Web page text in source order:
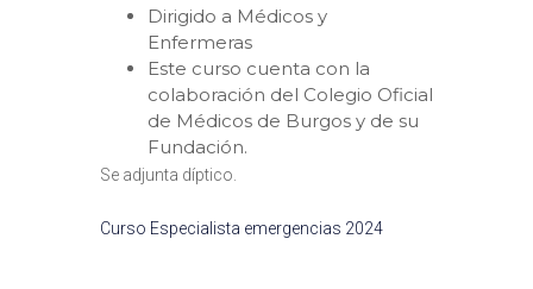
Dirigido a Médicos y
Enfermeras
Este curso cuenta con la
colaboración del Colegio Oficial
de Médicos de Burgos y de su
Fundación.
Se adjunta díptico.
Curso Especialista emergencias 2024